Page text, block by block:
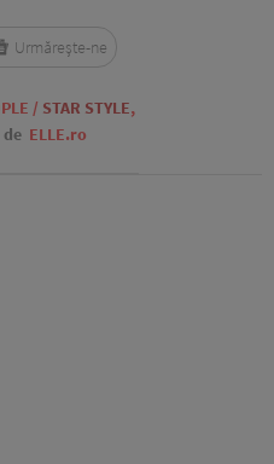
/ STAR STYLE,
de ELLE.ro
Urmărește-ne